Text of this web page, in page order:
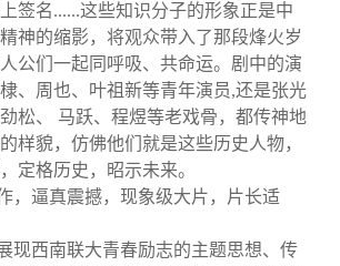
签名......这些知识分子的形象正是中
神的缩影，将观众带入了那段烽火岁
公们一起同呼吸、共命运。剧中的演
、周也、叶祖新等青年演员,还是张光
松、 马跃、程煜等老戏骨，都传神地
样貌，仿佛他们就是这些历史人物，
定格历史，昭示未来。
，逼真震撼，现象级大片，片长适
现西南联大青春励志的主题思想、传